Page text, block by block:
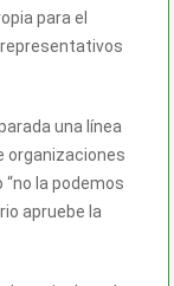
para el
una línea
organizaciones
“no la podemos
apruebe la